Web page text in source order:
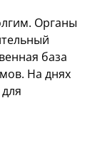
Органы
база
На днях